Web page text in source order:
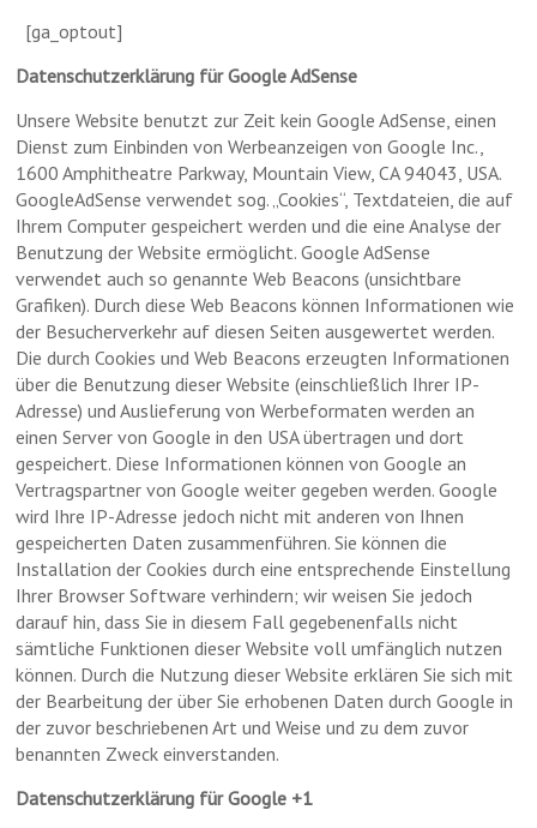
[ga_optout]
Datenschutzerklärung für Google AdSense
Unsere Website benutzt zur Zeit kein Google AdSense, einen
Dienst zum Einbinden von Werbeanzeigen von Google Inc.,
1600 Amphitheatre Parkway, Mountain View, CA 94043, USA.
GoogleAdSense verwendet sog. „Cookies“, Textdateien, die auf
Ihrem Computer gespeichert werden und die eine Analyse der
Benutzung der Website ermöglicht. Google AdSense
verwendet auch so genannte Web Beacons (unsichtbare
Grafiken). Durch diese Web Beacons können Informationen wie
der Besucherverkehr auf diesen Seiten ausgewertet werden.
Die durch Cookies und Web Beacons erzeugten Informationen
über die Benutzung dieser Website (einschließlich Ihrer IP-
Adresse) und Auslieferung von Werbeformaten werden an
einen Server von Google in den USA übertragen und dort
gespeichert. Diese Informationen können von Google an
Vertragspartner von Google weiter gegeben werden. Google
wird Ihre IP-Adresse jedoch nicht mit anderen von Ihnen
gespeicherten Daten zusammenführen. Sie können die
Installation der Cookies durch eine entsprechende Einstellung
Ihrer Browser Software verhindern; wir weisen Sie jedoch
darauf hin, dass Sie in diesem Fall gegebenenfalls nicht
sämtliche Funktionen dieser Website voll umfänglich nutzen
können. Durch die Nutzung dieser Website erklären Sie sich mit
der Bearbeitung der über Sie erhobenen Daten durch Google in
der zuvor beschriebenen Art und Weise und zu dem zuvor
benannten Zweck einverstanden.
Datenschutzerklärung für Google +1